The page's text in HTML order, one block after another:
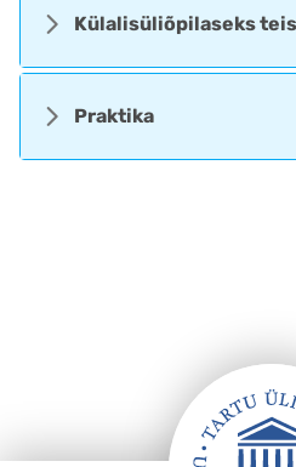
Külalisüliõpilaseks
Praktika